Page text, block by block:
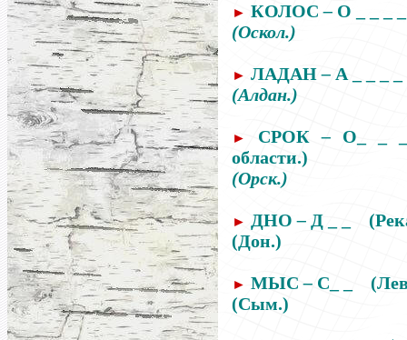
► КОЛОС– О _ _ _
(Оскол.)
► ЛАДАН– А _ _ _ _
(Алдан.)
► СРОК– О_ _
области.)
(Орск.)
► ДНО– Д _ _
(Дон.)
► МЫС– С_ _
(Сым.)